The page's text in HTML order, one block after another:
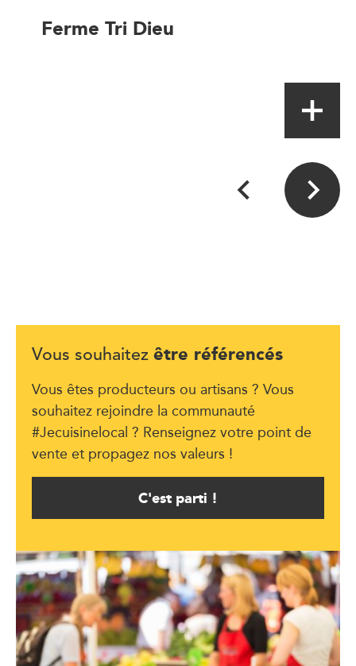
Ferme Tri Dieu
Vous souhaitez être référencés
Vous êtes producteurs ou artisans ? Vous
souhaitez rejoindre la communauté
#Jecuisinelocal ? Renseignez votre point de
vente et propagez nos valeurs !
C'est parti !